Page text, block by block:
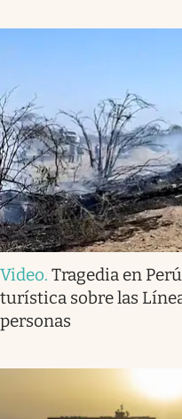
Video. Tragedia en
turística sobre las
personas